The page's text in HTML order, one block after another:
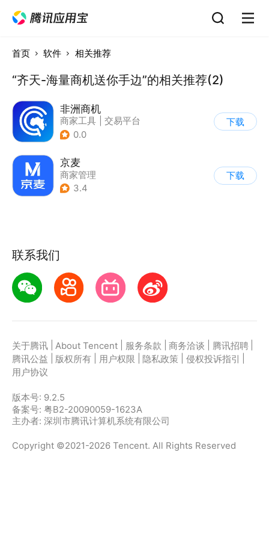
首页 软件 相关推荐
“齐天-海量商机送你手边”的相关推荐(2)
非洲商机
商家工具
交易平台
0.0
下载
京麦
商家管理
3.4
下载
联系我们
关于腾讯 About Tencent 服务条款 商务洽谈 腾讯招聘
腾讯公益
版权所有 用户权限 隐私政策 侵权投诉指引
用户协议
版本号: 9.2.5
备案号: 粤B2-20090059-1623A
主办者: 深圳市腾讯计算机系统有限公司
Copyright ©2021-2026 Tencent. All Rights Reserved